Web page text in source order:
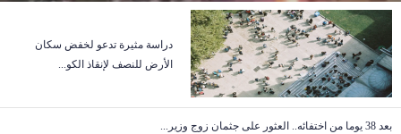
دراسة مثيرة تدعو لخفض سكان
الأرض للنصف لإنقاذ الكو...
بعد 38 يوما من اختفائه.. العثور على جثمان زوج وزير...